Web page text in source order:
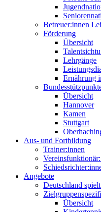
Betreuer:innen
Förderung
Übersicht
Lehrgänge
Ernährung
Übersicht
Hannover
Kamen
Stuttgart
Aus- und Fortbildung
Trainer:innen
Angebote
Deutschland
Übersicht